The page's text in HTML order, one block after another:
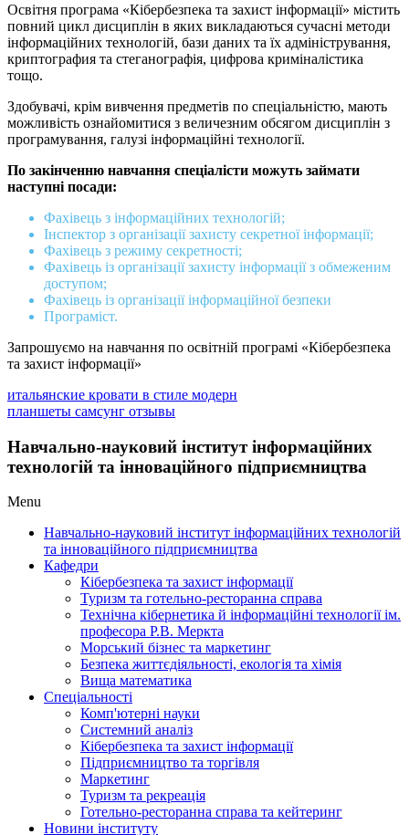
Освітня програма «Кібербезпека та захист інформації» містить
повний цикл дисциплін в яких викладаються сучасні методи
інформаційних технологій, бази даних та їх адміністрування,
криптография та стеганографія, цифрова криміналістика
тощо.
Здобувачі, крім вивчення предметів по спеціальністю, мають
можливість ознайомитися з величезним обсягом дисциплін з
програмування, галузі інформаційні технології.
По закінченню навчання спеціалісти можуть займати
наступні посади:
Фахівець з інформаційних технологій;
Інспектор з організації захисту секретної інформації;
Фахівець з режиму секретності;
Фахівець із організації захисту інформації з обмеженим
доступом;
Фахівець із організації інформаційної безпеки
Програміст.
Запрошуємо на навчання по освітній програмі «Кібербезпека
та захист інформації»
итальянские кровати в стиле модерн
планшеты самсунг отзывы
Навчально-науковий інститут інформаційних
технологій та інноваційного підприємництва
Menu
Навчально-науковий інститут інформаційних технологій
та інноваційного підприємництва
Кафедри
Кібербезпека та захист інформації
Туризм та готельно-ресторанна справа
Технічна кібернетика й інформаційні технології ім.
професора Р.В. Меркта
Морський бізнес та маркетинг
Безпека життєдіяльності, екологія та хімія
Вища математика
Спеціальності
Комп'ютерні науки
Системний аналіз
Кібербезпека та захист інформації
Підприємництво та торгівля
Маркетинг
Туризм та рекреація
Готельно-ресторанна справа та кейтеринг
Новини інституту